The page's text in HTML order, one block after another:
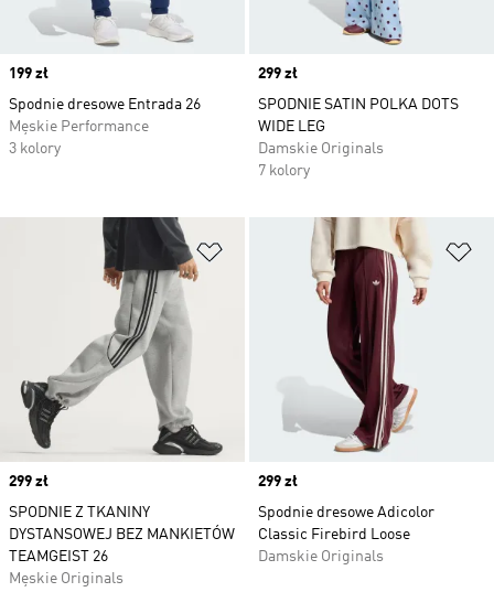
Price
199 zł
Spodnie dresowe Entrada 26
Męskie Performance
3 kolory
Price
299 zł
SPODNIE SATIN POLKA DOTS
WIDE LEG
Damskie Originals
7 kolory
Dodaj do listy życzeń
Price
299 zł
SPODNIE Z TKANINY
DYSTANSOWEJ BEZ MANKIETÓW
TEAMGEIST 26
Męskie Originals
Price
299 zł
Spodnie dresowe Adicolor
Classic Firebird Loose
Damskie Originals